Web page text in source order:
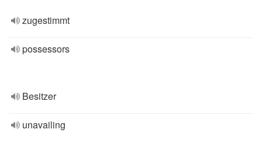
zugestimmt
possessors
Besitzer
unavailing